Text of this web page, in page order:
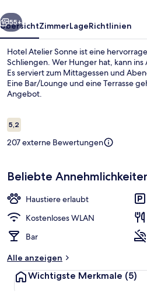
Weiter
55+
ÜbersichtZimmerLageRichtlinien
Hotel Atelier Sonne ist eine
Schliengen. Wer Hunger hat, kann
Es serviert zum Mittagessen und
Eine Bar/Lounge und eine Terrasse
Angebot.
Bewertungen
5,25,2 von 10.
207 externe Bewertungen
Beliebte
Haustiere erlaubt
Kostenloses WLAN
Bar
Alle anzeigen
Wichtigste Merkmale (5)